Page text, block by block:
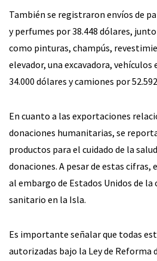
También se registraron envíos de
y perfumes por 38.448 dólares,
como pinturas, champús,
elevador, una excavadora,
34.000 dólares y camiones por
En cuanto a las exportaciones
donaciones humanitarias, se
productos para el cuidado de la
donaciones. A pesar de estas cifras,
al embargo de Estados Unidos de la
sanitario en la Isla.
Es importante señalar que todas
autorizadas bajo la Ley de Reforma